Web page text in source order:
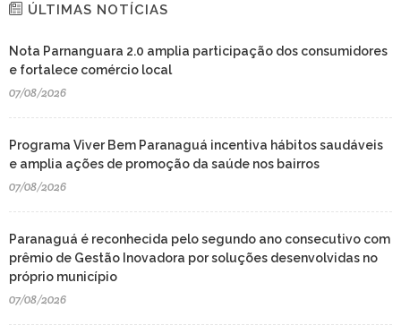
ÚLTIMAS NOTÍCIAS
Nota Parnanguara 2.0 amplia participação dos consumidores
e fortalece comércio local
07/08/2026
Programa Viver Bem Paranaguá incentiva hábitos saudáveis
e amplia ações de promoção da saúde nos bairros
07/08/2026
Paranaguá é reconhecida pelo segundo ano consecutivo com
prêmio de Gestão Inovadora por soluções desenvolvidas no
próprio município
07/08/2026